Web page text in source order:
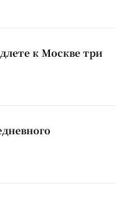
к Москве три